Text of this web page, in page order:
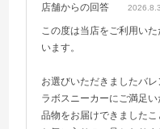
店舗からの回答 2026.8.3
この度は当店をご利用い
います。
お選びいただきましたバ
ラボスニーカーにご満足
品物をお届けできましたこ